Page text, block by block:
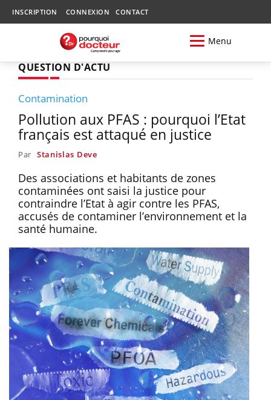
INSCRIPTION CONNEXION CONTACT
Menu
QUESTION D'ACTU
Contamination
Pollution aux PFAS : pourquoi l’Etat
français est attaqué en justice
Par Stanislas Deve
Des associations et habitants de zones
contaminées ont saisi la justice pour
contraindre l’Etat à agir contre les PFAS,
accusés de contaminer l’environnement et la
santé humaine.